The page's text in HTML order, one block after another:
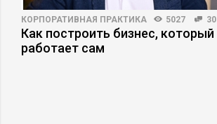
КОРПОРАТИВНАЯ ПРАКТИКА 5027 30
Как построить бизнес, который
работает сам